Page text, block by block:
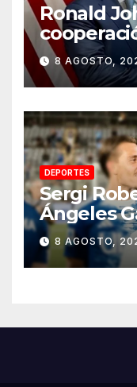
Ronald
EU para
región
8 AGOSTO,
DEPORTES
Sergi
Ángeles
libre
8 AGOSTO,